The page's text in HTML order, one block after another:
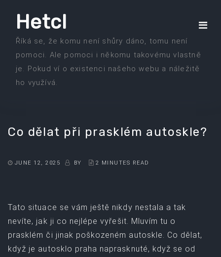
Hetcl
Říká se, že komu není shůry dáno, tomu není
pomoci. Ale pomoci i někomu takovému vlastně
je. Pokud ví o existenci našeho webu a náležitě
ho využívá.
Co dělat při prasklém autoskle?
JUNE 12, 2025 BY 2 MINUTES READ
Tato situace se vám ještě nikdy nestala a tak
nevíte, jak ji co nejlépe vyřešit. Mluvím tu o
prasklém či jinak poškozeném autoskle. Co dělat,
když je autosklo praha naprasknuté, když se od